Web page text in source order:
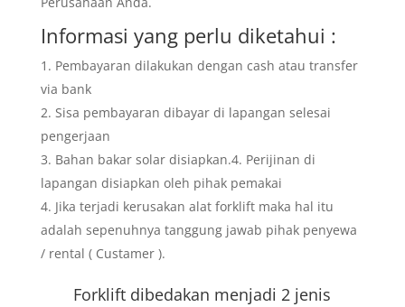
Informasi yang perlu diketahui :
Pembayaran dilakukan dengan cash atau transfer
via bank
Sisa pembayaran dibayar di lapangan selesai
pengerjaan
Bahan bakar solar disiapkan.4. Perijinan di
lapangan disiapkan oleh pihak pemakai
Jika terjadi kerusakan alat forklift maka hal itu
adalah sepenuhnya tanggung jawab pihak penyewa
/ rental ( Custamer ).
Forklift dibedakan menjadi 2 jenis